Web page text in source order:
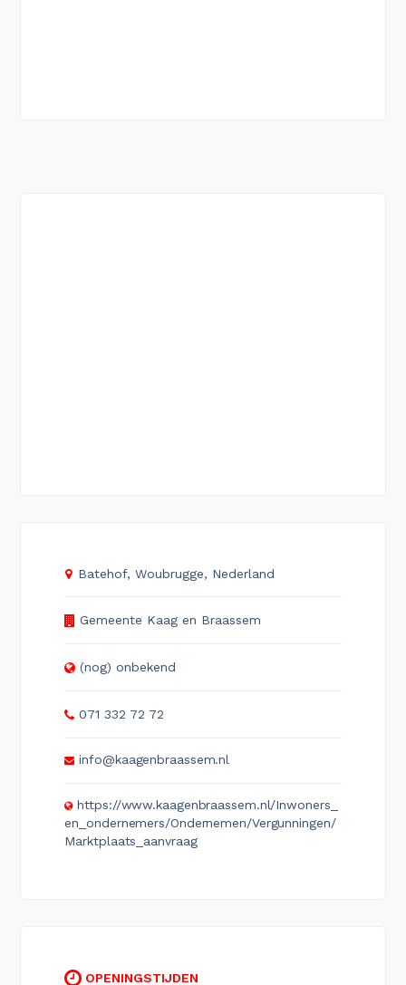
Batehof, Woubrugge, Nederland
Gemeente Kaag en Braassem
(nog) onbekend
071 332 72 72
info@kaagenbraassem.nl
https://www.kaagenbraassem.nl/Inwoners_
en_ondernemers/Ondernemen/Vergunningen/
Marktplaats_aanvraag
OPENINGSTIJDEN